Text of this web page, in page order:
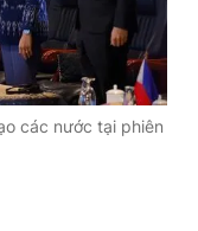
các nước tại phiên